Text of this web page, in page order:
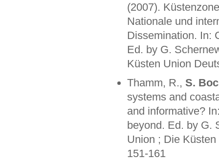
(2007).
Nationale und
Dissemination. In:
Ed. by G.
Küsten Union
Thamm, R., S.
systems and
and informative?
beyond. Ed. by G.
Union ; Die
151-161